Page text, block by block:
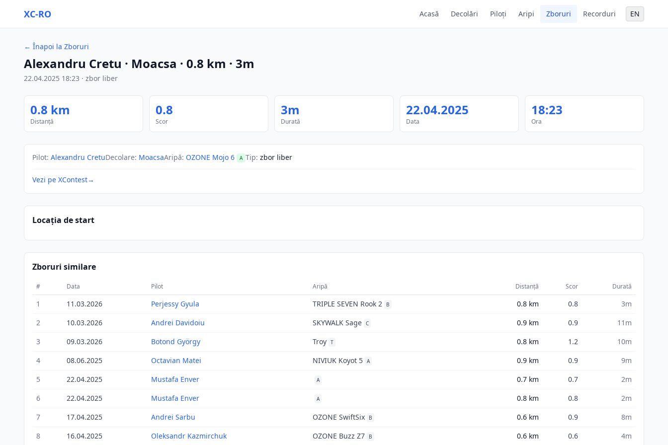
XC-RO Acasă Decolări Piloți Aripi Zboruri Recorduri EN
← Înapoi la Zboruri
Alexandru Cretu · Moacsa · 0.8 km · 3m
22.04.2025 18:23 · zbor liber
0.8 km
Distanță
0.8
Scor
3m
Durată
22.04.2025
Data
18:23
Ora
Pilot: Alexandru CretuDecolare: MoacsaAripă: OZONE Mojo 6 A Tip: zbor liber
Vezi pe XContest→
Locația de start
Zboruri similare
# Data Pilot Aripă Distanță Scor Durată
1 11.03.2026 Perjessy Gyula TRIPLE SEVEN Rook 2 B 0.8 km 0.8
3m
2
10.03.2026 Andrei Davidoiu SKYWALK Sage C 0.9 km 0.9
11m
3
09.03.2026 Botond György Troy T 0.8 km 1.2
10m
4
08.06.2025 Octavian Matei NIVIUK Koyot 5 A 0.9 km 0.9
9m
5
22.04.2025 Mustafa Enver A 0.7 km 0.7
2m
6
22.04.2025 Mustafa Enver A 0.8 km 0.8
2m
7
17.04.2025 Andrei Sarbu OZONE SwiftSix B 0.6 km 0.9
8m
8
16.04.2025 Oleksandr Kazmirchuk OZONE Buzz Z7 B 0.6 km 0.6 4m